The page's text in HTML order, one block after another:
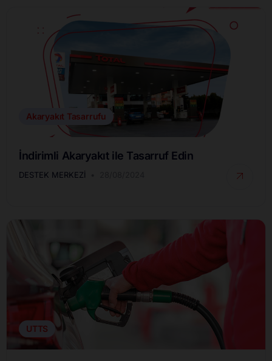
Akaryakıt Tasarrufu
İndirimli Akaryakıt ile Tasarruf Edin
DESTEK MERKEZI
UTTS